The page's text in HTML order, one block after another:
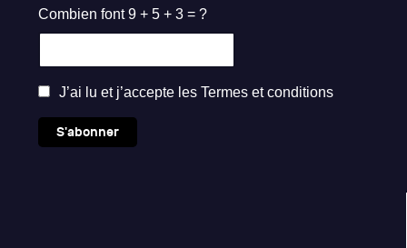
Combien font 9 + 5 + 3 = ?
J’ai lu et j’accepte les Termes et conditions
S'abonner